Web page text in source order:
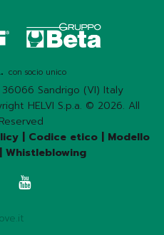
con socio unico
36066 Sandrigo (VI) Italy
HELVI S.p.a. © 2026. All
| Codice etico| Modello
| Whistleblowing